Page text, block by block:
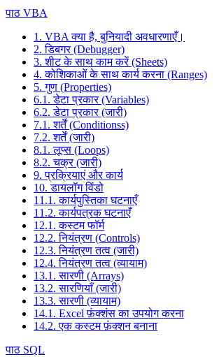
पाठ VBA
1. VBA क्या है, बुनियादी अवधारणाएँ।
2. डिबगर (Debugger)
3. शीट के साथ काम करें (Sheets)
4. कोशिकाओं के साथ कार्य करना (Ranges)
5. गुण (Properties)
6.1. डेटा प्रकार (Variables)
6.2. डेटा प्रकार (जारी)
7.1. शर्तें (Conditionss)
7.2. शर्तें (जारी)
8.1. लूप्स (Loops)
8.2. चक्र (जारी)
9. प्रक्रियाएं और कार्य
10. डायलॉग विंडो
11.1. कार्यपुस्तिका घटनाएँ
11.2. कार्यपत्रक घटनाएँ
12.1. कस्टम फॉर्म
12.2. नियंत्रण (Controls)
12.3. नियंत्रण तत्व (जारी)
12.4. नियंत्रण तत्व (व्यायाम)
13.1. सारणी (Arrays)
13.2. सारणियाँ (जारी)
13.3. सारणी (व्यायाम)
14.1. Excel फ़ंक्शंस का उपयोग करना
14.2. एक कस्टम फ़ंक्शन बनाना
पाठ SQL